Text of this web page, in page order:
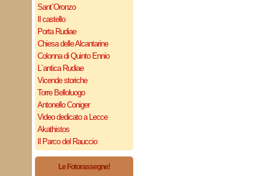
Sant`Oronzo
Il castello
Porta Rudiae
Chiesa delle Alcantarine
Colonna di Quinto Ennio
L`antica Rudiae
Vicende storiche
Torre Belloluogo
Antonello Coniger
Video dedicato a Lecce
Akathistos
Il Parco del Rauccio
Le Fotorassegne!